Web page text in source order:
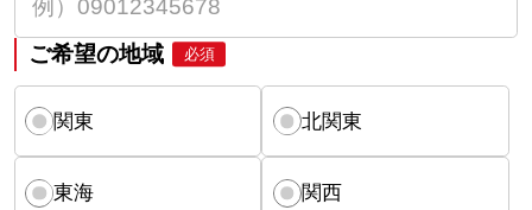
ご希望の地域 必須
関東 北関東
東海 関西